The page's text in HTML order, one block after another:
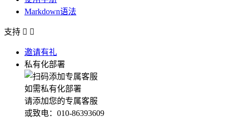
Markdown语法
支持  
邀请有礼
私有化部署
如需私有化部署
请添加您的专属客服
或致电：010-86393609